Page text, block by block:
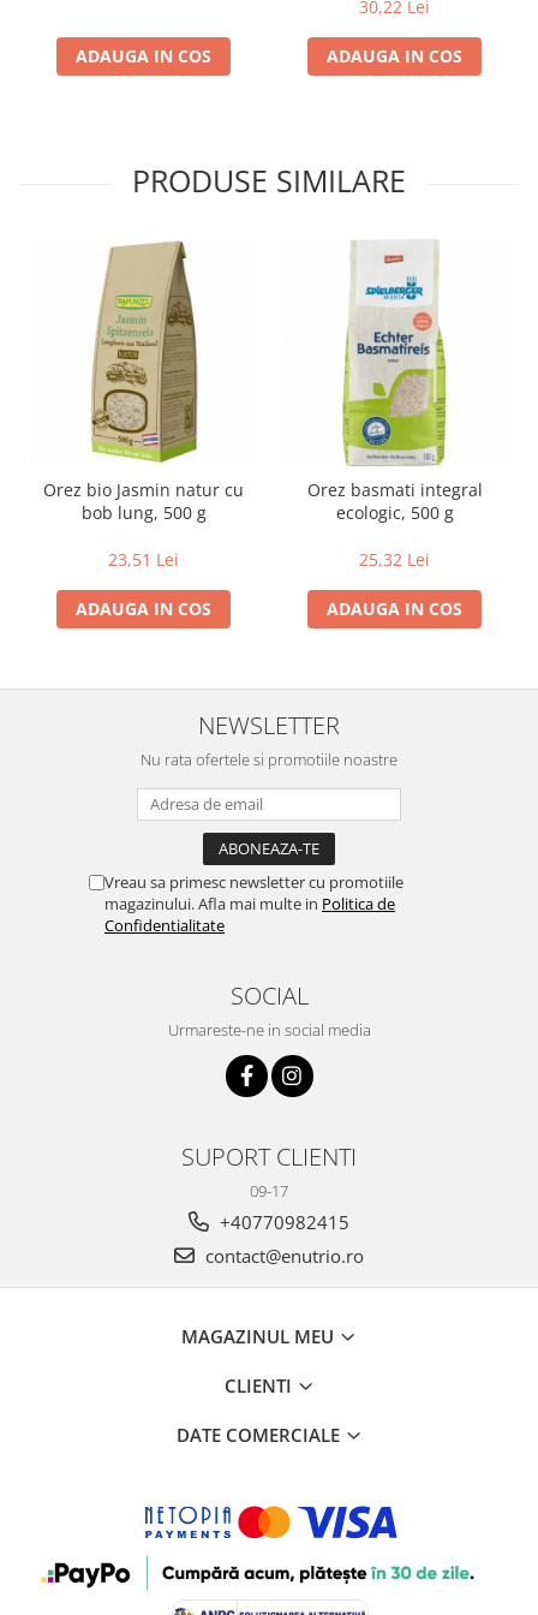
Lapte bio si bauturi vegetale
Sirop bio
Superalimente bio
Grasimi bio
Ulei de masline bio
Uleiuri esentiale alimentare bio
Uleiuri Oxyguard
ADAUGA IN COS
30,22 Lei
ADAUGA IN COS
PRODUSE SIMILARE
Orez bio Jasmin natur cu
bob lung, 500 g
23,51 Lei
ADAUGA IN COS
Orez basmati integral
ecologic, 500 g
25,32 Lei
ADAUGA IN COS
NEWSLETTER
Nu rata ofertele si promotiile noastre
Vreau sa primesc newsletter cu promotiile
magazinului. Afla mai multe in Politica de
Confidentialitate
SOCIAL
Urmareste-ne in social media
SUPORT CLIENTI
09-17
+40770982415
contact@enutrio.ro
MAGAZINUL MEU
CLIENTI
DATE COMERCIALE